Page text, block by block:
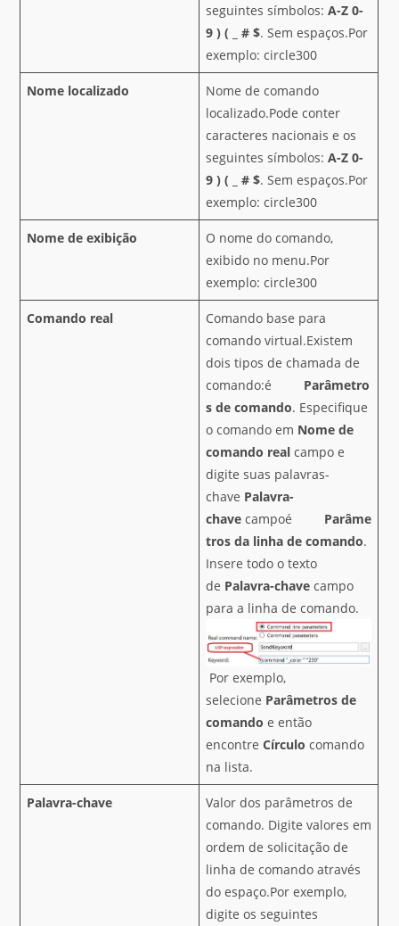
seguintes símbolos:A-Z 0-
9 ) ( # $. Sem espaços.Por
exemplo: circle300
Nome localizado
Nome de comando
localizado.Pode conter
caracteres nacionais e os
seguintes símbolos:A-Z 0-
9 ) ( # $. Sem espaços.Por
exemplo: circle300
Nome de exibição
O nome do comando,
exibido no menu.Por
exemplo: circle300
Comando real
Comando base para
comando virtual.Existem
dois tipos de chamada de
comando:é Parâmetro
s de comando. Especifique
o comando em Nome de
comando real campo e
digite suas palavras-
chave Palavra-
chave campoé Parâme
tros da linha de comando.
Insere todo o texto
de Palavra-chave campo
para a linha de comando.
Por exemplo,
selecione Parâmetros de
comando e então
encontreCírculo comando
na lista.
Palavra-chave
Valor dos parâmetros de
comando. Digite valores em
ordem de solicitação de
linha de comando através
do espaço.Por exemplo,
digite os seguintes